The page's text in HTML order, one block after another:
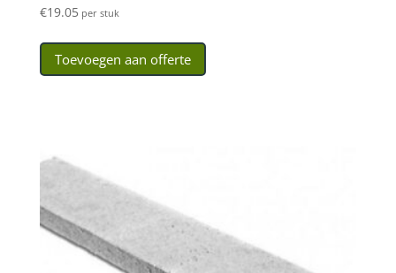
€19.05per stuk
Toevoegen aan offerte